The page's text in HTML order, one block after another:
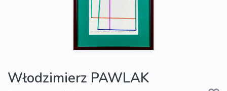
Włodzimierz PAWLAK